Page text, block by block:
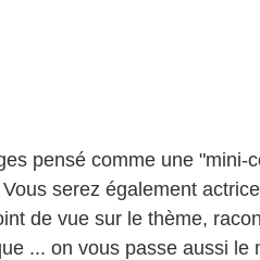
pensé comme une
serez également
de vue sur le thème,
... on vous passe aussi le